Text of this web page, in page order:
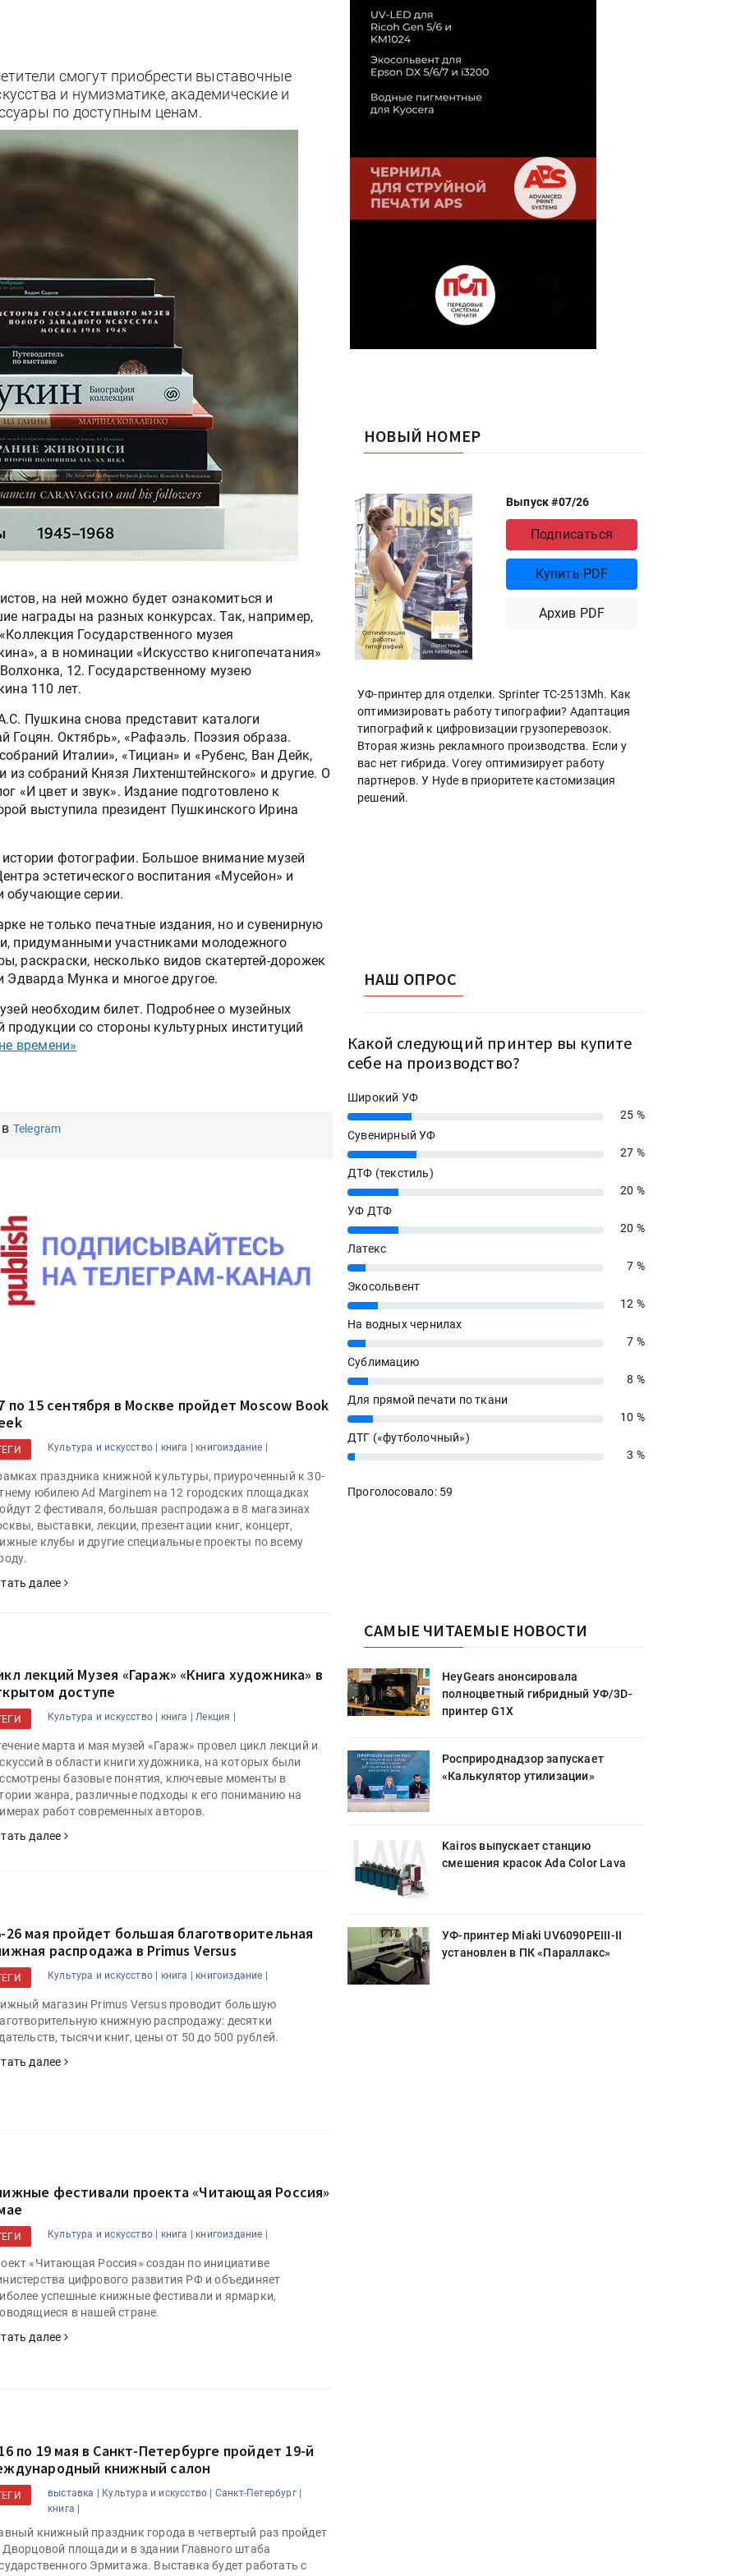
смогут приобрести выставочные
и нумизматике, академические и
по доступным ценам.
на ней можно будет ознакомиться и
награды на разных конкурсах. Так, например,
Государственного музея
а в номинации «Искусство книгопечатания»
12. Государственному музею
110 лет.
Пушкина снова представит каталоги
Октябрь», «Рафаэль. Поэзия образа.
Италии», «Тициан» и «Рубенс, Ван Дейк,
собраний Князя Лихтенштейнского» и другие. О
«И цвет и звук». Издание подготовлено к
выступила президент Пушкинского Ирина
фотографии. Большое внимание музей
эстетического воспитания «Мусейон» и
обучающие серии.
не только печатные издания, но и сувенирную
придуманными участниками молодежного
раскраски, несколько видов скатертей-дорожек
Эдварда Мунка и многое другое.
необходим билет. Подробнее о музейных
со стороны культурных институций
времени»
Telegram
по 15 сентября в Москве пройдет Moscow Book
Культура и искусство | книга | книгоиздание |
праздника книжной культуры, приуроченный к 30-
юбилею Ad Marginem на 12 городских площадках
2 фестиваля, большая распродажа в 8 магазинах
выставки, лекции, презентации книг, концерт,
клубы и другие специальные проекты по всему
далее
лекций Музея «Гараж» «Книга художника» в
доступе
Культура и искусство | книга | Лекция |
марта и мая музей «Гараж» провел цикл лекций и
в области книги художника, на которых были
базовые понятия, ключевые моменты в
жанра, различные подходы к его пониманию на
работ современных авторов.
далее
26 мая пройдет большая благотворительная
распродажа в Primus Versus
Культура и искусство | книга | книгоиздание |
магазин Primus Versus проводит большую
книжную распродажу: десятки
тысячи книг, цены от 50 до 500 рублей.
далее
фестивали проекта «Читающая Россия»
Культура и искусство | книга | книгоиздание |
«Читающая Россия» создан по инициативе
цифрового развития РФ и объединяет
успешные книжные фестивали и ярмарки,
в нашей стране.
далее
по 19 мая в Санкт-Петербурге пройдет 19-й
книжный салон
выставка | Культура и искусство |
Санкт-Петербург |
книга |
книжный праздник города в четвертый раз пройдет
Дворцовой площади и в здании Главного штаба
Эрмитажа. Выставка будет работать с
НОВЫЙ НОМЕР
Выпуск #07/26
Подписаться
Купить PDF
Архив PDF
УФ-принтер для отделки. Sprinter ТС-2513Mh. Как
оптимизировать работу типографии? Адаптация
типографий к цифровизации грузоперевозок.
Вторая жизнь рекламного производства. Если у
вас нет гибрида. Vorey оптимизирует работу
партнеров. У Hyde в приоритете кастомизация
решений.
НАШ ОПРОС
Какой следующий принтер вы купите
себе на производство?
Широкий УФ
25%
25 %
Сувенирный УФ
27%
27 %
ДТФ (текстиль)
20%
20 %
УФ ДТФ
20%
20 %
Латекс
7%
7 %
Экосольвент
12%
12 %
На водных чернилах
7%
7 %
Сублимацию
8%
8 %
Для прямой печати по ткани
10%
10 %
ДТГ («футболочный»)
3% 3 %
Проголосовало: 59
САМЫЕ ЧИТАЕМЫЕ НОВОСТИ
3D-
II
HeyGears анонсировала
принтер G1X
Росприроднадзор запускает
«Калькулятор утилизации»
УФ-принтер Miaki UV6090PEIII-II
установлен в ПК «Параллакс»
HeyGears анонсировала
полноцветный гибридный УФ/3D-
принтер G1X
Росприроднадзор запускает
«Калькулятор утилизации»
Kairos выпускает станцию
смешения красок Ada Color Lava
УФ-принтер Miaki UV6090PEIII-II
установлен в ПК «Параллакс»